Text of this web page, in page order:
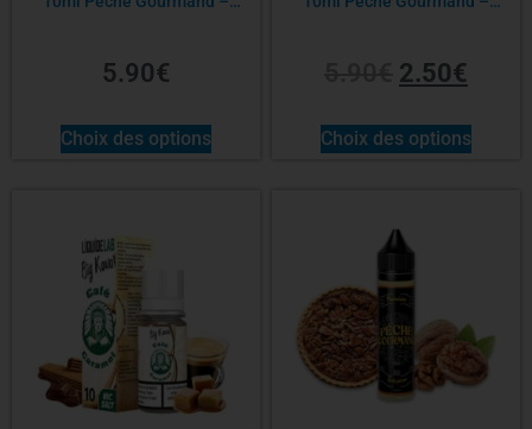
5.90€
Choix des options
2.50€
Choix des options